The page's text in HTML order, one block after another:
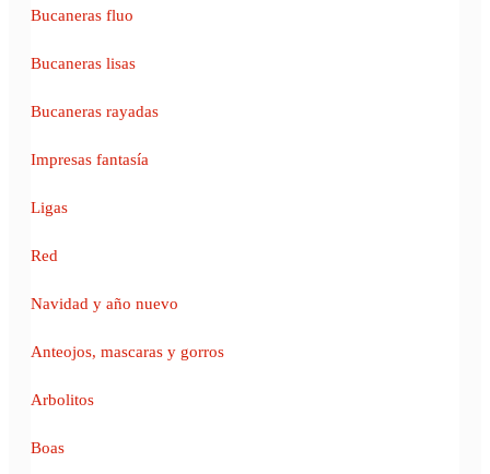
Bucaneras fluo
Bucaneras lisas
Bucaneras rayadas
Impresas fantasía
Ligas
Red
Navidad y año nuevo
Anteojos, mascaras y gorros
Arbolitos
Boas